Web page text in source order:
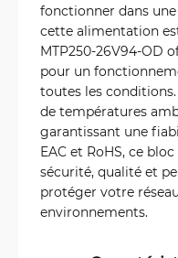
fonctionner dans une
cette alimentation
MTP250-26V94-OD
pour un
toutes les
de températures
garantissant une
EAC et RoHS, ce
sécurité, qualité et
protéger votre
environnements.